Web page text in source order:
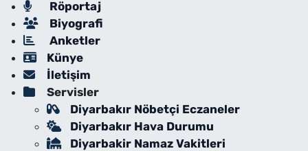
Röportaj
Biyografi
Anketler
Künye
İletişim
Servisler
Diyarbakır Nöbetçi Eczaneler
Diyarbakır Hava Durumu
Diyarbakir Namaz Vakitleri